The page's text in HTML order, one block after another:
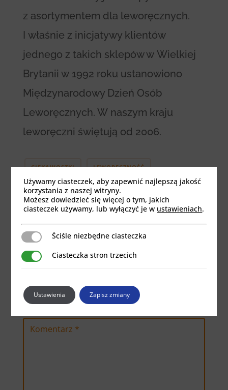
z asortymentem dla leworęcznych.
I właśnie z inicjatywy klientów
jednego z takich sklepów w Wielkiej
Brytanii w 1992 roku ustanowiono
Międzynarodowy Dzień Osób
Leworęcznych. W naszym kraju
leworęczni świętują od 2006.
CIEKAWOSTKI LEWORĘCZNOŚĆ
Zostaw Komentarz
Twój adres e-mail nie zostanie opublikowany.
Wymagane pola są oznaczone*
Używamy ciasteczek, aby zapewnić najlepszą jakość
korzystania z naszej witryny.
Możesz dowiedzieć się więcej o tym, jakich
ciasteczek używamy, lub wyłączyć je w ustawieniach.
Ściśle niezbędne ciasteczka
Ściśle niezbędne ciasteczka
Ciasteczka stron trzecich
Ciasteczka stron trzecich
Ustawienia Zapisz zmiany